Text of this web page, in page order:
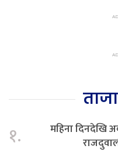
१.
महिना दिनदेखि